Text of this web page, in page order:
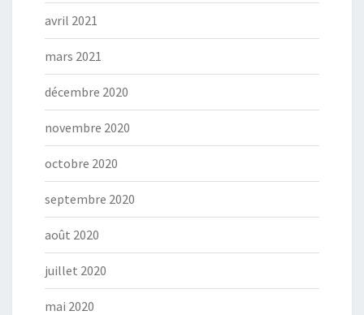
avril 2021
mars 2021
décembre 2020
novembre 2020
octobre 2020
septembre 2020
août 2020
juillet 2020
mai 2020